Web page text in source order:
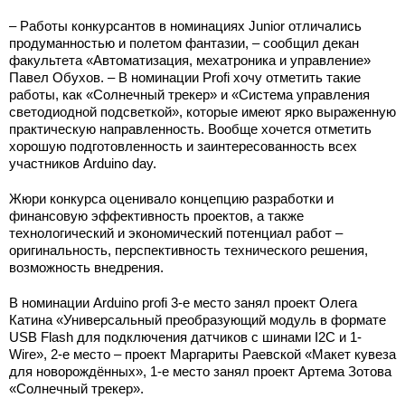
– Работы конкурсантов в номинациях Junior отличались
продуманностью и полетом фантазии, – сообщил декан
факультета «Автоматизация, мехатроника и управление»
Павел Обухов. – В номинации Profi хочу отметить такие
работы, как «Солнечный трекер» и «Система управления
светодиодной подсветкой», которые имеют ярко выраженную
практическую направленность. Вообще хочется отметить
хорошую подготовленность и заинтересованность всех
участников Arduino day.
Жюри конкурса оценивало концепцию разработки и
финансовую эффективность проектов, а также
технологический и экономический потенциал работ –
оригинальность, перспективность технического решения,
возможность внедрения.
В номинации Arduino profi 3-е место занял проект Олега
Катина «Универсальный преобразующий модуль в формате
USB Flash для подключения датчиков с шинами I2C и 1-
Wire», 2-е место – проект Маргариты Раевской «Макет кувеза
для новорождённых», 1-е место занял проект Артема Зотова
«Солнечный трекер».